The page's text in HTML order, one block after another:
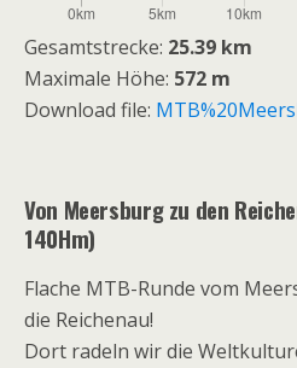
Gesamtstrecke: 25.39 km
Maximale Höhe: 572 m
Download file:
Von Meersburg zu den
140Hm)
Flache MTB-Runde vom
die Reichenau!
Dort radeln wir die